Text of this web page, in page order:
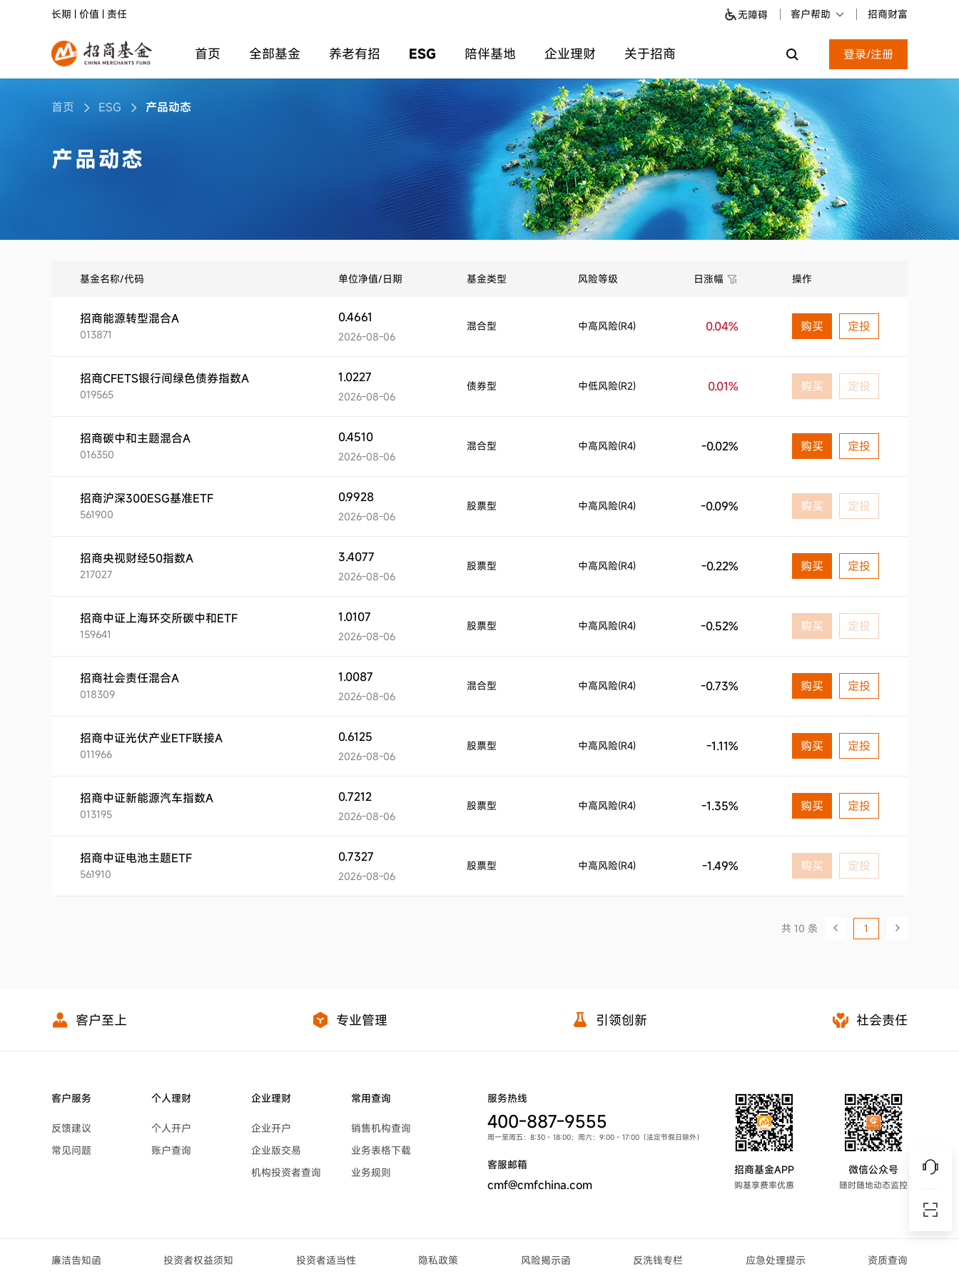
长期 | 价值 | 责任 无障碍 客户帮助 招商财富
登录/注册
首页 全部基金 养老有招 ESG 陪伴基地 企业理财 关于招商
首页 ESG 产品动态
产品动态
基金名称/代码 单位净值/日期 基金类型 风险等级 日涨幅 操作
招商能源转型混合A
013871
0.4661
2026-08-06
混合型 中高风险(R4) 0.04% 购买 定投
招商CFETS银行间绿色债券指数A
019565
1.0227
2026-08-06
债券型 中低风险(R2) 0.01% 购买 定投
招商碳中和主题混合A
016350
0.4510
2026-08-06
混合型 中高风险(R4) -0.02% 购买 定投
招商沪深300ESG基准ETF
561900
0.9928
2026-08-06
股票型 中高风险(R4) -0.09% 购买 定投
招商央视财经50指数A
217027
3.4077
2026-08-06
股票型 中高风险(R4) -0.22% 购买 定投
招商中证上海环交所碳中和ETF
159641
1.0107
2026-08-06
股票型 中高风险(R4) -0.52% 购买 定投
招商社会责任混合A
018309
1.0087
2026-08-06
混合型 中高风险(R4) -0.73% 购买 定投
招商中证光伏产业ETF联接A
011966
0.6125
2026-08-06
股票型 中高风险(R4) -1.11% 购买 定投
招商中证新能源汽车指数A
013195
0.7212
2026-08-06
股票型 中高风险(R4) -1.35% 购买 定投
招商中证电池主题ETF
561910
0.7327
2026-08-06
股票型 中高风险(R4) -1.49% 购买 定投
共 10 条 1
客户至上 专业管理 引领创新 社会责任
客户服务
反馈建议
常见问题
个人理财
个人开户
账户查询
企业理财
企业开户
企业版交易
机构投资者查询
常用查询
销售机构查询
业务表格下载
业务规则
服务热线
400-887-9555
周一至周五：8:30 - 18:00；周六：9:00 - 17:00（法定节假日除外）
客服邮箱
cmf@cmfchina.com
招商基金APP
购基享费率优惠
微信公众号
随时随地动态监控
廉洁告知函 投资者权益须知 投资者适当性 隐私政策 风险揭示函 反洗钱专栏 应急处理提示 资质查询